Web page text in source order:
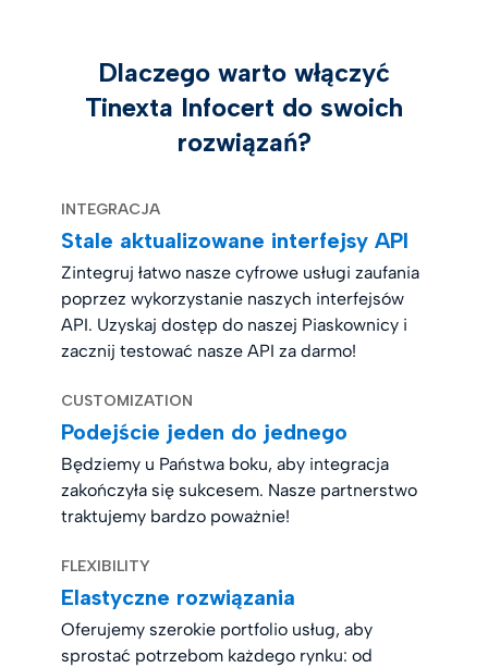
Dlaczego warto włączyć
Tinexta Infocert do swoich
rozwiązań?
INTEGRACJA
Stale aktualizowane interfejsy API
Zintegruj łatwo nasze cyfrowe usługi zaufania
poprzez wykorzystanie naszych interfejsów
API. Uzyskaj dostęp do naszej Piaskownicy i
zacznij testować nasze API za darmo!
CUSTOMIZATION
Podejście jeden do jednego
Będziemy u Państwa boku, aby integracja
zakończyła się sukcesem. Nasze partnerstwo
traktujemy bardzo poważnie!
FLEXIBILITY
Elastyczne rozwiązania
Oferujemy szerokie portfolio usług, aby
sprostać potrzebom każdego rynku: od